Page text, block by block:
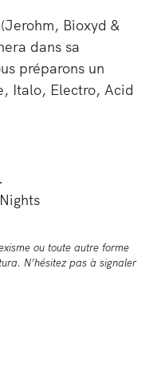
Bioxyd &
dans sa
préparons un
Italo, Electro, Acid
ou toute autre forme
N’hésitez pas à signaler